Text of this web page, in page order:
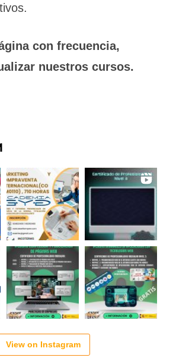
con frecuencia,
nuestros cursos.
View on Instagram